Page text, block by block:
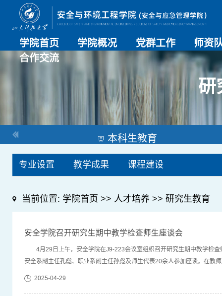
学院首页 学院概况 党群工作 师资
师资总
导师名
教师简
合作交流
研
本科生教育
专业设置 教学成果 课程建设
当前位置: 学院首页 >> 人才培养 >> 研究生教育
安全学院召开研究生期中教学检查师生座谈会
4月29日上午，安全学院在J9-223会议室组织召开研究生期中教学检
安全系副主任孔彪、职业系副主任孙彪及师生代表20余人参加座谈。在教
2025-04-29